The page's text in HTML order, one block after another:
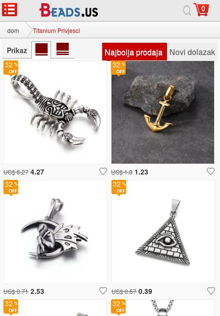
0
dom Titanium Privjesci
Prikaz Najbolja prodaja Novi dolazak
32
US$ 6.27 4.27
32
US$ 0.57 0.39
32
US$ 1.8 1.23
32
32
32
US$ 3.71 2.53